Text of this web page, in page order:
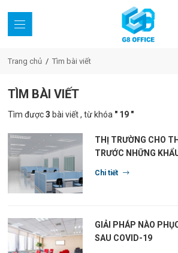
Trang chủ Tìm bài viết
TÌM BÀI VIẾT
Tìm được3 bài viết , từ khóa " 19 "
THỊ TRƯỜNG CHO
TRƯỚC NHỮNG
Chi tiết
GIẢI PHÁP NÀO
SAU COVID-19